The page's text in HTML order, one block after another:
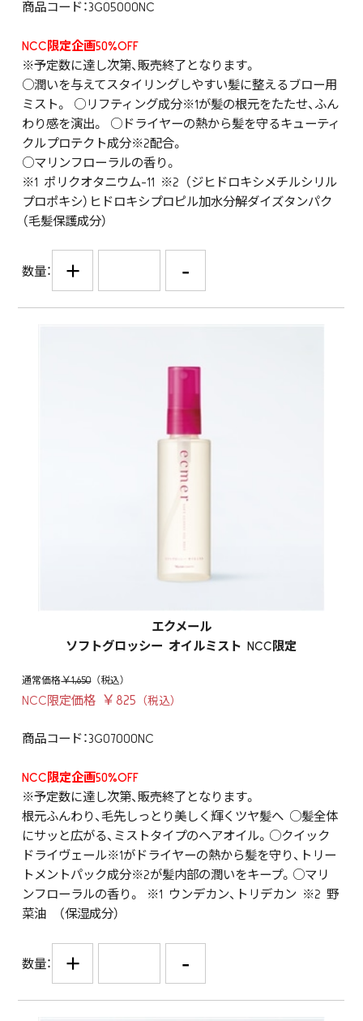
商品コード：3G05000NC
NCC限定企画50%OFF
※予定数に達し次第、販売終了となります。
○潤いを与えてスタイリングしやすい髪に整えるブロー用
ミスト。 ○リフティング成分※1が髪の根元をたたせ、ふん
わり感を演出。 ○ドライヤーの熱から髪を守るキューティ
クルプロテクト成分※2配合。
○マリンフローラルの香り。
※1 ポリクオタニウム-11 ※2 （ジヒドロキシメチルシリル
プロポキシ）ヒドロキシプロピル加水分解ダイズタンパク
（毛髪保護成分）
数量： + -
エクメール
ソフトグロッシー オイルミスト NCC限定
￥1,650
NCC限定価格 ￥825
商品コード：3G07000NC
NCC限定企画50%OFF
※予定数に達し次第、販売終了となります。
根元ふんわり、毛先しっとり美しく輝くツヤ髪へ ○髪全体
にサッと広がる、ミストタイプのヘアオイル。○クイック
ドライヴェール※1がドライヤーの熱から髪を守り、トリー
トメントパック成分※2が髪内部の潤いをキープ。○マリ
ンフローラルの香り。 ※1 ウンデカン、トリデカン ※2 野
菜油 （保湿成分）
数量： + -